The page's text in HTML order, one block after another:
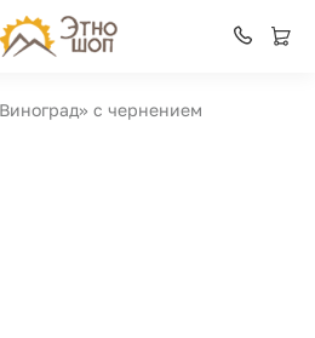
с чернением